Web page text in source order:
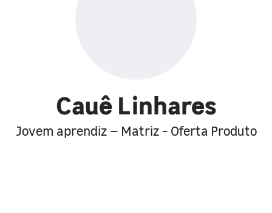
Cauê Linhares
Jovem aprendiz – Matriz - Oferta Produto